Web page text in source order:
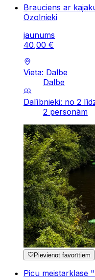
Brauciens ar
Ozolnieki
jaunums
40,00 €
Vieta: Dalbe
Dalbe
Dalībnieki: no 2
2 personām
Pievienot favorītiem
Picu meistarklase